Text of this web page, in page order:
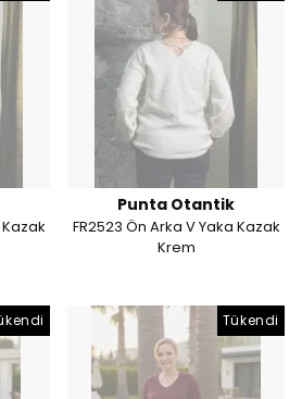
Punta Otantik
FR2523 Ön Arka V Yaka Kazak
Krem
Tükendi